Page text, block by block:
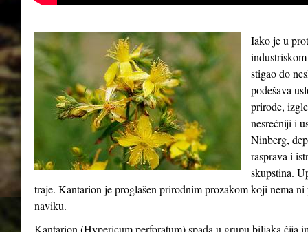
Iako je u
stigao do
podešava
prirode,
nesrećniji i
Ninberg,
rasprava i
skupstina.
traje. Kantarion je proglašen prirodnim prozakom koji nema
naviku.
Kantarion (Hypericum perforatum) spada u grupu biljaka čija